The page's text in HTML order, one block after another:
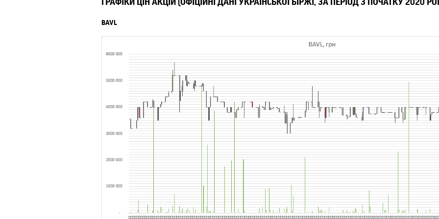
ГРАФІКИ ЦІН АКЦІЙ (ОФІЦІЙНІ ДАНІ УКРАЇНСЬКОЇ БІРЖІ, ЗА ПЕРІОД З ПОЧАТКУ 2020
BAVL